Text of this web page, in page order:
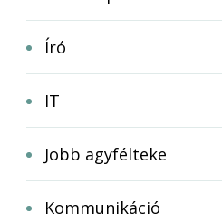
Író
IT
Jobb agyfélteke
Kommunikáció